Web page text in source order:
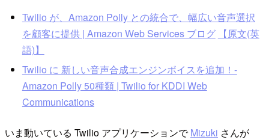
Twilio が、Amazon Polly との統合で、幅広い音声選択
を顧客に提供 | Amazon Web Services ブログ
【原文(英
語)】
Twilio に 新しい音声合成エンジンボイスを追加！-
Amazon Polly 50種類 | Twilio for KDDI Web
Communications
いま動いている Twilio アプリケーションでMizuki さんが